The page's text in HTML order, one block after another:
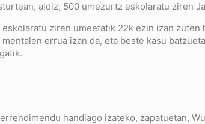
aldiz, 500 umezurtz eskolaratu ziren
ziren umeetatik 22k ezin izan
errua izan da, eta beste kasu
handiago izateko, zapatuetan,